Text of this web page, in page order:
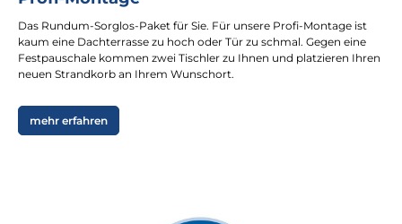
Das Rundum-Sorglos-Paket für Sie. Für unsere Profi-Montage ist
kaum eine Dachterrasse zu hoch oder Tür zu schmal. Gegen eine
Festpauschale kommen zwei Tischler zu Ihnen und platzieren Ihren
neuen Strandkorb an Ihrem Wunschort.
mehr erfahren